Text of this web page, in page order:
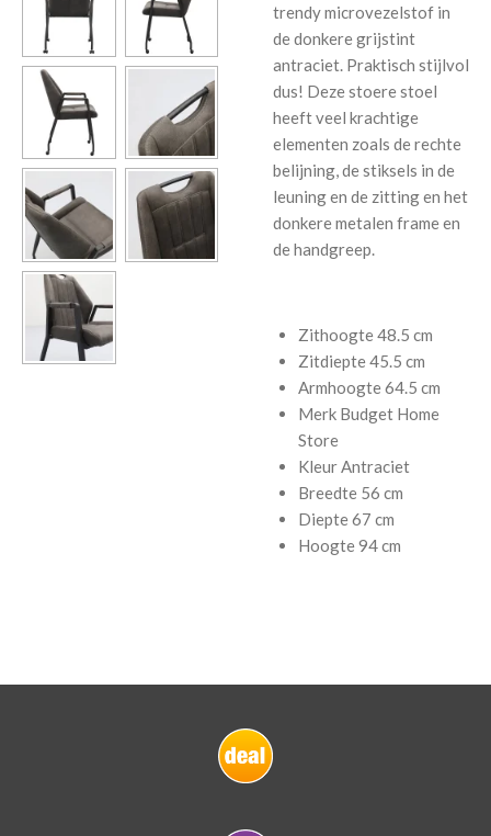
trendy microvezelstof in
de donkere grijstint
antraciet. Praktisch stijlvol
dus! Deze stoere stoel
heeft veel krachtige
elementen zoals de rechte
belijning, de stiksels in de
leuning en de zitting en het
donkere metalen frame en
de handgreep.
Zithoogte48.5 cm
Zitdiepte45.5 cm
Armhoogte64.5 cm
Merk Budget Home
Store
KleurAntraciet
Breedte 56 cm
Diepte67 cm
Hoogte94 cm